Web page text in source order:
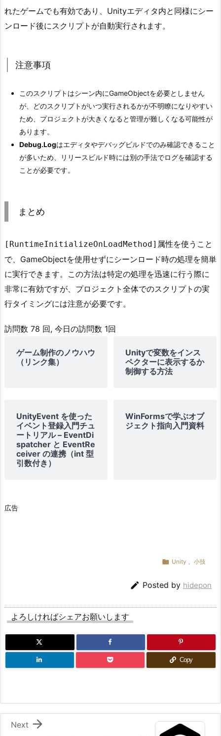
れたゲームでも有効であり、Unityエディタ内と同様にシー
ンロード後にスクリプトが自動実行されます。
注意事項
このスクリプトはシーン内にGameObjectを必要としません
が、どのスクリプトがいつ実行されるかが不明瞭になりやすい
ため、プロジェクトが大きくなると管理が難しくなる可能性が
あります。
Debug.Logはエディタやデバッグビルドでのみ確認できること
が多いため、リリースビルド時には別の手法でログを確認する
ことが必要です。
まとめ
[RuntimeInitializeOnLoadMethod] 属性を使うこと
で、GameObjectを使用せずにシーンロード時の処理を簡単
に実行できます。この方法は特定の処理を迅速に行う際に
非常に有効ですが、プロジェクト全体でのスクリプトの実
行タイミングには注意が必要です。
訪問数 78 回, 今日の訪問数 1回
ゲーム制作のノウハウ
（リンク集）
Unityで変数をインス
ペクターに表示するか
制御する方法
UnityEvent を使った
イベント登録入門チュ
ートリアル – EventDi
spatcher と EventRe
ceiver の連携（int 型
引数付き）
WinFormsで学ぶオブ
ジェクト指向入門資料
広告
 Unity , 小技
 Posted by hidepon
よろしければシェアお願いします
Copy

Next